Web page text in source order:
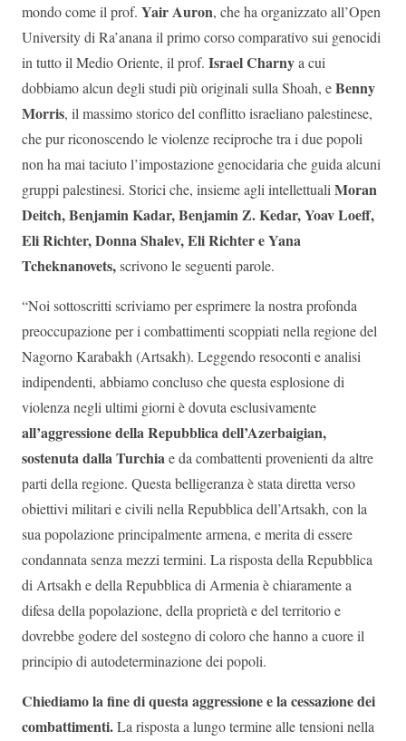
mondo come il prof. Yair Auron, che ha organizzato all’Open
University di Ra’anana il primo corso comparativo sui genocidi
in tutto il Medio Oriente, il prof. Israel Charnya cui
dobbiamo alcun degli studi più originali sulla Shoah, eBenny
Morris, il massimo storico del conflitto israeliano palestinese,
che pur riconoscendo le violenze reciproche tra i due popoli
non ha mai taciuto l’impostazione genocidaria che guida alcuni
gruppi palestinesi. Storici che, insieme agli intellettualiMoran
Deitch, Benjamin Kadar, Benjamin Z. Kedar, Yoav Loeff,
Eli Richter, Donna Shalev, Eli Richter e Yana
Tcheknanovets,scrivono le seguenti parole.
“Noi sottoscritti scriviamo per esprimere la nostra profonda
preoccupazione per i combattimenti scoppiati nella regione del
Nagorno Karabakh (Artsakh). Leggendo resoconti e analisi
indipendenti, abbiamo concluso che questa esplosione di
violenza negli ultimi giorni è dovuta esclusivamente
all’aggressione della Repubblica dell’Azerbaigian,
sostenuta dalla Turchiae da combattenti provenienti da altre
parti della regione. Questa belligeranza è stata diretta verso
obiettivi militari e civili nella Repubblica dell’Artsakh, con la
sua popolazione principalmente armena, e merita di essere
condannata senza mezzi termini. La risposta della Repubblica
di Artsakh e della Repubblica di Armenia è chiaramente a
difesa della popolazione, della proprietà e del territorio e
dovrebbe godere del sostegno di coloro che hanno a cuore il
principio di autodeterminazione dei popoli.
Chiediamo la fine di questa aggressione e la cessazione dei
combattimenti.La risposta a lungo termine alle tensioni nella